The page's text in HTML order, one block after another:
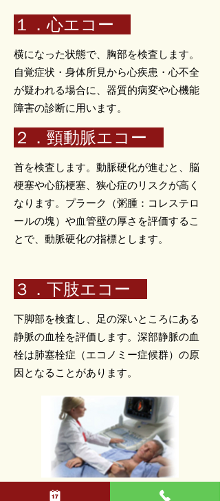
１．心エコー
横になった状態で、胸部を検査します。
自覚症状・身体所見から心疾患・心不全
が疑われる場合に、器質的病変や心機能
障害の診断に用います。
２．頸動脈エコー
首を検査します。動脈硬化が進むと、脳
梗塞や心筋梗塞、狭心症のリスクが高く
なります。プラーク（粥腫：コレステロ
ールの塊）や血管壁の厚さを評価するこ
とで、動脈硬化の指標とします。
３．下肢エコー
下脚部を検査し、足の深いところにある
静脈の血栓を評価します。深部静脈の血
栓は肺塞栓症（エコノミー症候群）の原
因となることがあります。
※放射線は使用しませんので、妊娠中の方で